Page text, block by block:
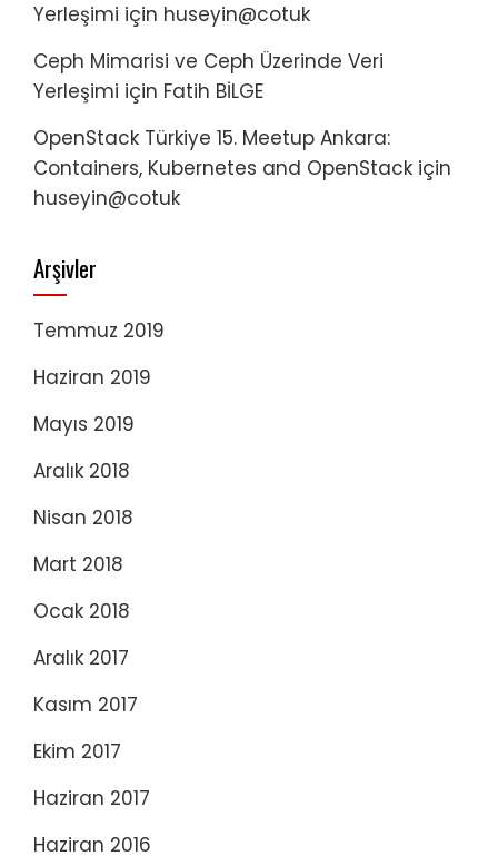
Yerleşimi için huseyin@cotuk
Ceph Mimarisi ve Ceph Üzerinde Veri
Yerleşimi için Fatih BİLGE
OpenStack Türkiye 15. Meetup Ankara:
Containers, Kubernetes and OpenStack için
huseyin@cotuk
Arşivler
Temmuz 2019
Haziran 2019
Mayıs 2019
Aralık 2018
Nisan 2018
Mart 2018
Ocak 2018
Aralık 2017
Kasım 2017
Ekim 2017
Haziran 2017
Haziran 2016